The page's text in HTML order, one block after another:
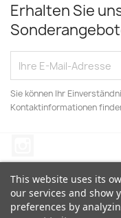
Erhalten Sie
Sie können Ihr
Kontaktinformationen
This website uses its
our services and show
preferences by